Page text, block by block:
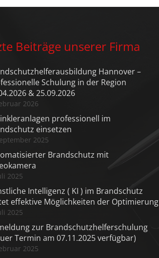
Beiträge unserer Firma
Hannover –
Schulung in der Region
& 25.09.2026
2026
professionell im
einsetzen
2025
Brandschutz mit
2025
Intelligenz ( KI ) im Brandschutz
effektive Möglichkeiten der Optimierung
2025
zur Brandschutzhelferschulung
Termin am 07.11.2025 verfügbar)
2025